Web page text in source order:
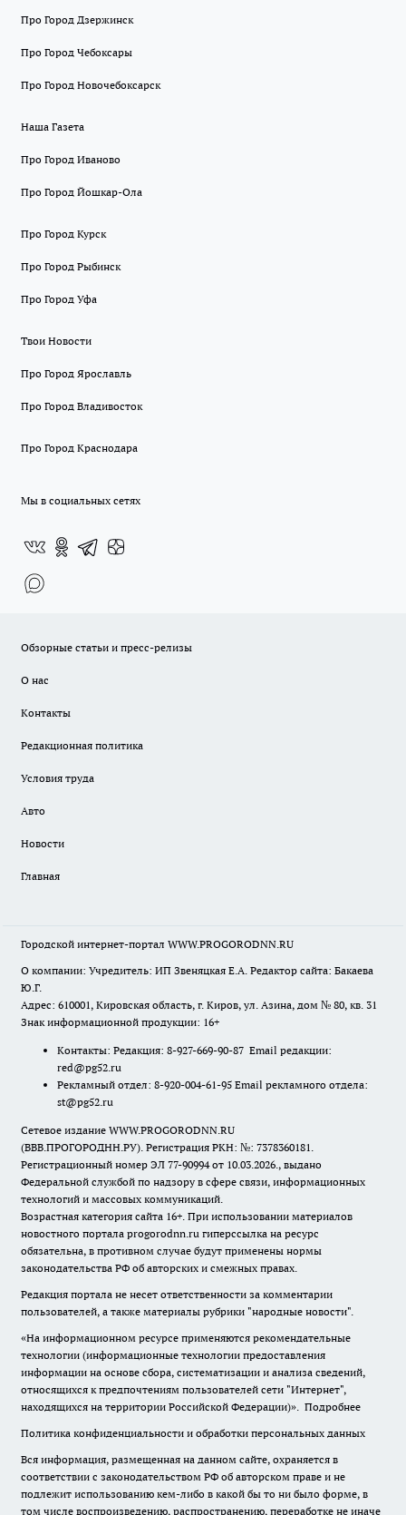
Про Город Дзержинск
Про Город Чебоксары
Про Город Новочебоксарск
Наша Газета
Про Город Иваново
Про Город Йошкар-Ола
Про Город Курск
Про Город Рыбинск
Про Город Уфа
Твои Новости
Про Город Ярославль
Про Город Владивосток
Про Город Краснодара
Мы в социальных сетях
Обзорные статьи и пресс-релизы
О нас
Контакты
Редакционная политика
Условия труда
Авто
Новости
Главная
Городской интернет-портал WWW.PROGORODNN.RU
О компании: Учредитель: ИП Звеняцкая Е.А. Редактор сайта: Бакаева
Ю.Г.
Адрес: 610001, Кировская область, г. Киров, ул. Азина, дом № 80, кв. 31
Знак информационной продукции: 16+
Контакты: Редакция: 8-927-669-90-87 Email редакции:
red@pg52.ru
Рекламный отдел: 8-920-004-61-95 Email рекламного отдела:
st@pg52.ru
Сетевое издание WWW.PROGORODNN.RU
(ВВВ.ПРОГОРОДНН.РУ). Регистрация РКН: №: 7378360181.
Регистрационный номер ЭЛ 77-90994 от 10.03.2026., выдано
Федеральной службой по надзору в сфере связи, информационных
технологий и массовых коммуникаций.
Возрастная категория сайта 16+. При использовании материалов
новостного портала progorodnn.ru гиперссылка на ресурс
обязательна, в противном случае будут применены нормы
законодательства РФ об авторских и смежных правах.
Редакция портала не несет ответственности за комментарии
пользователей, а также материалы рубрики "народные новости".
«На информационном ресурсе применяются рекомендательные
технологии (информационные технологии предоставления
информации на основе сбора, систематизации и анализа сведений,
относящихся к предпочтениям пользователей сети "Интернет",
находящихся на территории Российской Федерации)». Подробнее
Политика конфиденциальности и обработки персональных данных
Вся информация, размещенная на данном сайте, охраняется в
соответствии с законодательством РФ об авторском праве и не
подлежит использованию кем-либо в какой бы то ни было форме, в
том числе воспроизведению, распространению, переработке не иначе